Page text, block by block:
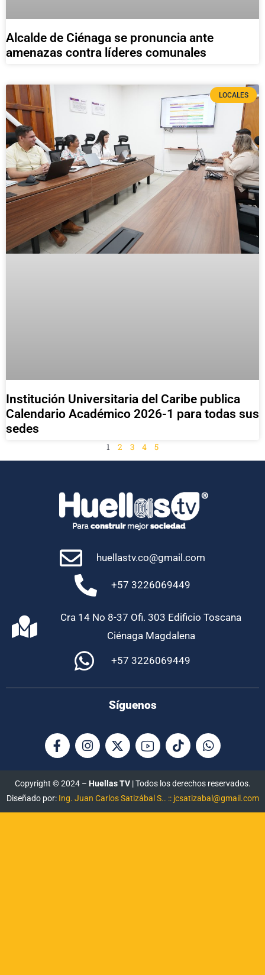
Alcalde de Ciénaga se pronuncia ante
amenazas contra líderes comunales
LOCALES
Institución Universitaria del Caribe publica
Calendario Académico 2026-1 para todas sus
sedes
1 2 3 4 5
huellastv.co@gmail.com
+57 3226069449
Cra 14 No 8-37 Ofi. 303 Edificio Toscana
Ciénaga Magdalena
+57 3226069449
Síguenos
Copyright © 2024 – Huellas TV| Todos los derechos reservados.
Diseñado por: Ing. Juan Carlos Satizábal S.. :: jcsatizabal@gmail.com